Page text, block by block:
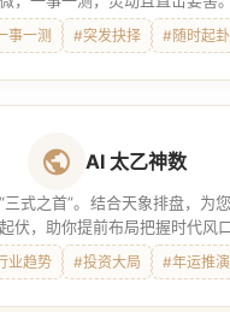
事一测 #突发抉择 #随时起卦
AI 太乙神数
三式之首”。结合天象排盘，为
伏，助你提前布局把握时代风口
业趋势 #投资大局 #年运推演